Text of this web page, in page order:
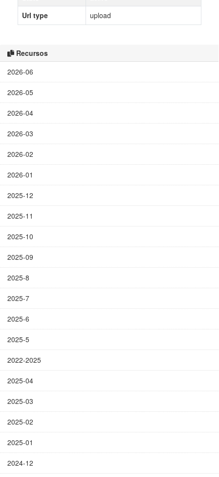
Recursos
2026-06
2026-05
2026-04
2026-03
2026-02
2026-01
2025-12
2025-11
2025-10
2025-09
2025-8
2025-7
2025-6
2025-5
2022-2025
2025-04
2025-03
2025-02
2025-01
2024-12
Url type
upload